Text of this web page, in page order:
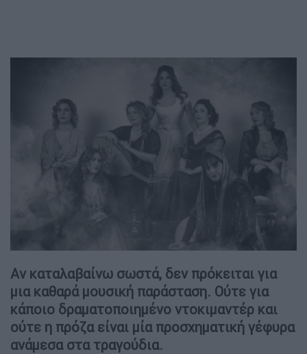
Αν καταλαβαίνω σωστά, δεν πρόκειται για
μια καθαρά μουσική παράσταση. Ούτε για
κάποιο δραματοποιημένο ντοκιμαντέρ και
ούτε η πρόζα είναι μία προσχηματική γέφυρα
ανάμεσα στα τραγούδια.